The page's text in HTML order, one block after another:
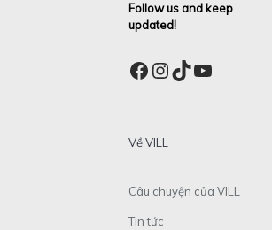
Follow us and keep
updated!
Facebook
Instagram
TikTok
YouTube
Về VILL
Câu chuyện của VILL
Tin tức